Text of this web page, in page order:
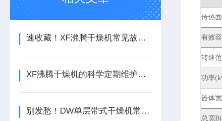
速收藏！XF沸腾干燥机常见故障的解决方法分享
XF沸腾干燥机的科学定期维护保养制度分享
别发愁！DW单层带式干燥机常见故障的解决方法来了
传热
有效
转速
功率
器体
总宽